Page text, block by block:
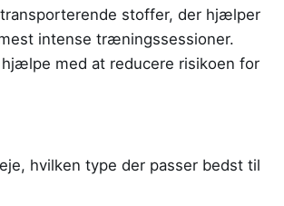
stoffer, der hjælper
intense træningssessioner.
med at reducere risikoen for
hvilken type der passer bedst til